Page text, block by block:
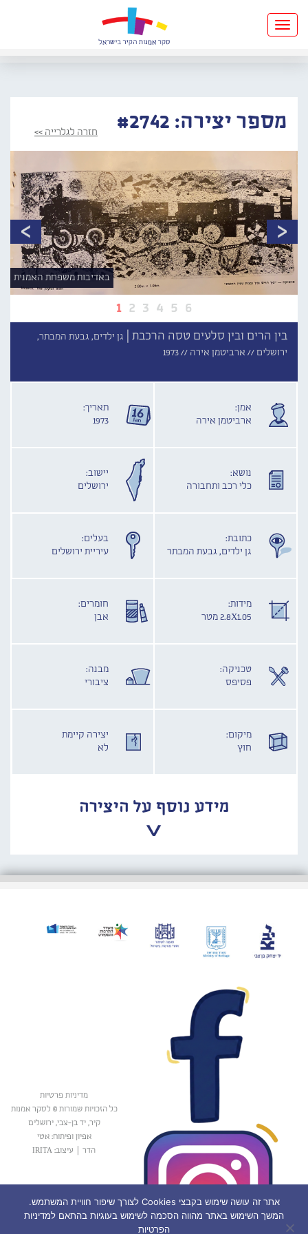
Toggle
navigation
מספר יצירה: #2742 חזרה לגלרייה >>
1 2 3 4 5 6
באדיבות משפחת האמנית
בין הרים ובין סלעים טסה הרכבת |
גן ילדים, גבעת המבתר,
ירושלים // ארביטמן אירה //1973
אמן:
ארביטמן אירה
תאריך:
1973
נושא:
כלי רכב ותחבורה
יישוב:
ירושלים
כתובת:
גן ילדים, גבעת המבתר
בעלים:
עיריית ירושלים
מידות:
2.8X1.05 מטר
חומרים:
אבן
טכניקה:
פסיפס
מבנה:
ציבורי
מיקום:
חוץ
יצירה קיימת
לא
מידע נוסף על היצירה
מדיניות פרטיות
כל הזכויות שמורות © לסקר אמנות
קיר, יד בן-צבי, ירושלים
אפיון ופיתוח: אטי
הדר
עיצוב: IRITA
אתר זה עושה שימוש בקבצי Cookies לצורך שיפור חוויית המשתמש.
המשך השימוש באתר מהווה הסכמה לשימוש בעוגיות בהתאם למדיניות
הפרטיות